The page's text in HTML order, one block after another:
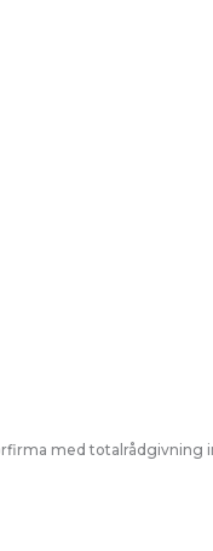
med